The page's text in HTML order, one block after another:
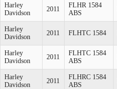
Harley
Davidson
2011
FLHR 1584
ABS
Harley
Davidson
2011 FLHTC 1584
Harley
Davidson
2011
FLHTC 1584
ABS
Harley
Davidson
2011
FLHRC 1584
ABS